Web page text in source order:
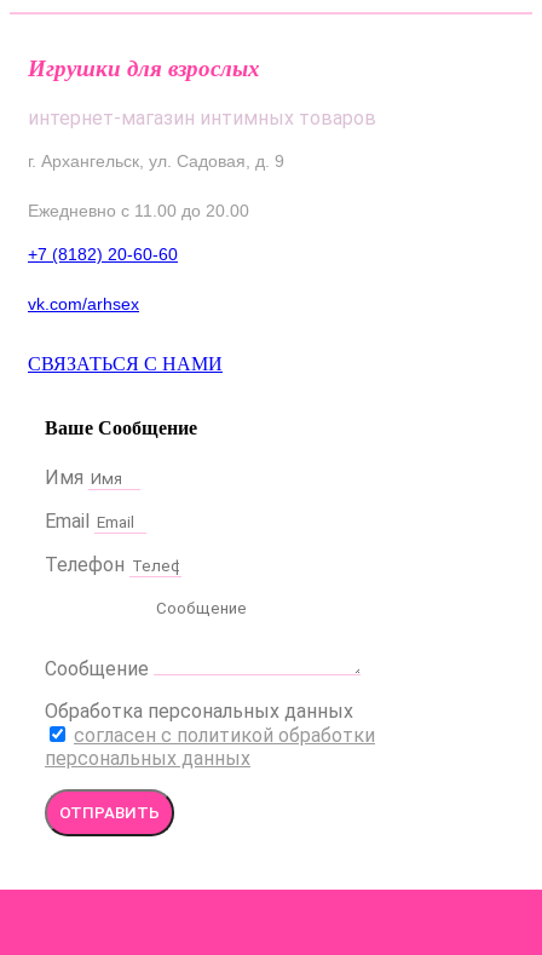
Игрушки для взрослых
интернет-магазин интимных товаров
г. Архангельск, ул. Садовая, д. 9
Ежедневно с 11.00 до 20.00
+7 (8182) 20-60-60
vk.com/arhsex
СВЯЗАТЬСЯ С НАМИ
Ваше Сообщение
Имя
Email
Телефон
Сообщение
Обработка персональных данных
согласен с политикой обработки
персональных данных
ОТПРАВИТЬ